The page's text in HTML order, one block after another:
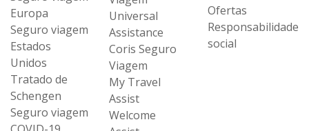
Europa
Seguro viagem
Estados
Unidos
Tratado de
Schengen
Seguro viagem
Universal
Assistance
Coris Seguro
Viagem
My Travel
Assist
Welcome
Ofertas
Responsabilidade
social